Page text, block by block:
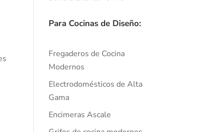
Para Cocinas de Diseño:
Fregaderos de Cocina
Modernos
Electrodomésticos de Alta
Gama
Encimeras Ascale